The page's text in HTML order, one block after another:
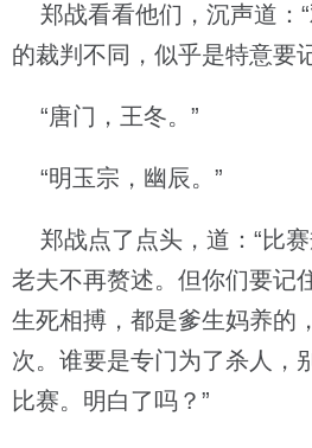
郑战看看他们，沉声道：“
的裁判不同，似乎是特意要
“唐门，王冬。”
“明玉宗，幽辰。”
郑战点了点头，道：“比赛
老夫不再赘述。但你们要记
生死相搏，都是爹生妈养的
次。谁要是专门为了杀人，
比赛。明白了吗？”